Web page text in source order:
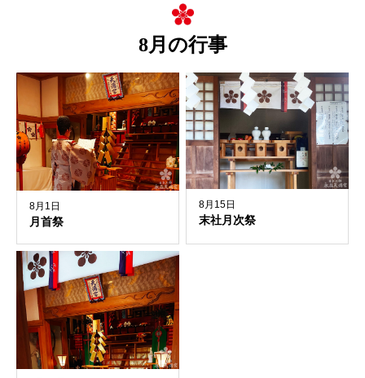
8月の行事
8月1日
月首祭
8月15日
末社月次祭